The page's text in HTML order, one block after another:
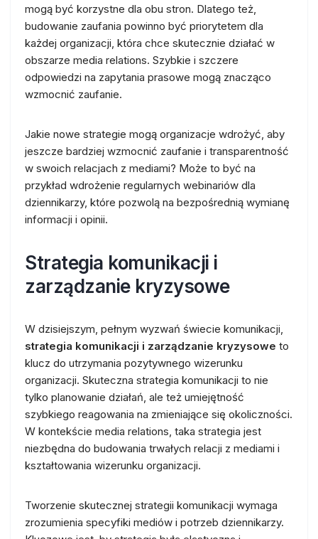
mogą być korzystne dla obu stron. Dlatego też,
budowanie zaufania powinno być priorytetem dla
każdej organizacji, która chce skutecznie działać w
obszarze media relations. Szybkie i szczere
odpowiedzi na zapytania prasowe mogą znacząco
wzmocnić zaufanie.
Jakie nowe strategie mogą organizacje wdrożyć, aby
jeszcze bardziej wzmocnić zaufanie i transparentność
w swoich relacjach z mediami? Może to być na
przykład wdrożenie regularnych webinariów dla
dziennikarzy, które pozwolą na bezpośrednią wymianę
informacji i opinii.
Strategia komunikacji i
zarządzanie kryzysowe
W dzisiejszym, pełnym wyzwań świecie komunikacji,
strategia komunikacji i zarządzanie kryzysowe to
klucz do utrzymania pozytywnego wizerunku
organizacji. Skuteczna strategia komunikacji to nie
tylko planowanie działań, ale też umiejętność
szybkiego reagowania na zmieniające się okoliczności.
W kontekście media relations, taka strategia jest
niezbędna do budowania trwałych relacji z mediami i
kształtowania wizerunku organizacji.
Tworzenie skutecznej strategii komunikacji wymaga
zrozumienia specyfiki mediów i potrzeb dziennikarzy.